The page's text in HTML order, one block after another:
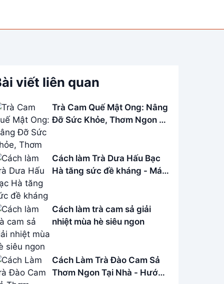
viết liên quan
Trà Cam Quế Mật Ong: Nâng
Đỡ Sức Khỏe, Thơm Ngon Bổ
Cách làm Trà Dưa Hấu Bạc
Hà tăng sức đề kháng - Mát
Cách làm trà cam sả giải
nhiệt mùa hè siêu ngon
Cách Làm Trà Đào Cam Sả
Thơm Ngon Tại Nhà - Hướng